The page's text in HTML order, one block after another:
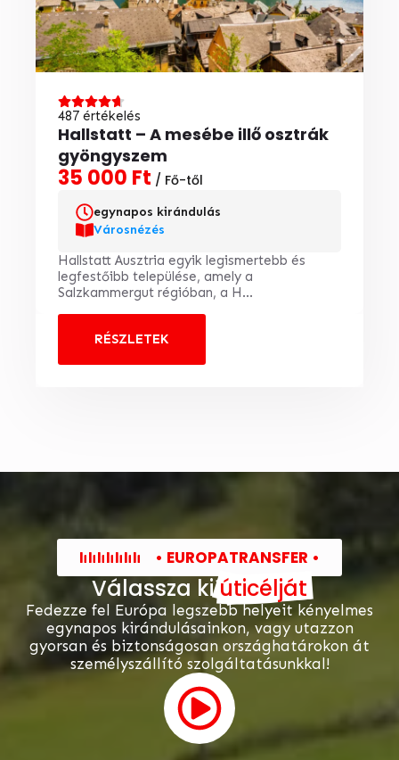
487 értékelés
Hallstatt – A mesébe illő osztrák
gyöngyszem
35 000 Ft / Fő-től
egynapos kirándulás
Városnézés
Hallstatt Ausztria egyik legismertebb és
legfestőibb települése, amely a
Salzkammergut régióban, a H...
RÉSZLETEK
• EUROPATRANSFER •
Válassza ki úticélját
Fedezze fel Európa legszebb helyeit kényelmes
egynapos kirándulásainkon, vagy utazzon
gyorsan és biztonságosan országhatárokon át
személyszállító szolgáltatásunkkal!